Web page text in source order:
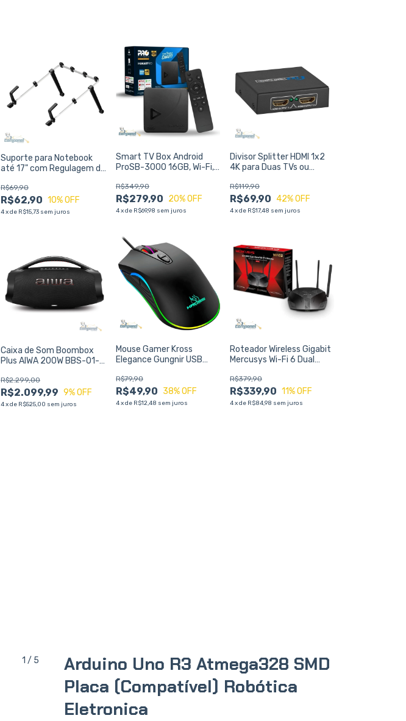
Suporte para Notebook
até 17" com Regulagem de
Multivisão
R$62,90
R$69,90
10% OFF
4xde R$15,73 sem juros
Smart TV Box Android
ProSB-3000 16GB, Wi-Fi,
Desempenho Pro Eletronic
R$279,90
R$349,90
20% OFF
4xde R$69,98 sem juros
Divisor Splitter HDMI 1x2
4K para Duas TVs ou
R$69,90
R$119,90
42% OFF
4xde R$17,48 sem juros
Caixa de Som Boombox
Plus AIWA 200W BBS-01-B
R$2.099,99
R$2.299,00
9% OFF
4xde R$525,00 sem juros
Mouse Gamer Kross
Elegance Gungnir USB
Iluminação LED, Alta
Precisão para Jogos
R$49,90
R$79,90
38% OFF
4xde R$12,48 sem juros
Roteador Wireless Gigabit
Mercusys Wi-Fi 6 Dual
Maior Alcance e Conexão
Estável para Sua Casa ou
E
R$339,90
R$379,90
11% OFF
4xde R$84,98 sem juros
1 / 5
Arduino Uno R3 Atmega328 SMD
Placa (Compatível) Robótica
Eletronica